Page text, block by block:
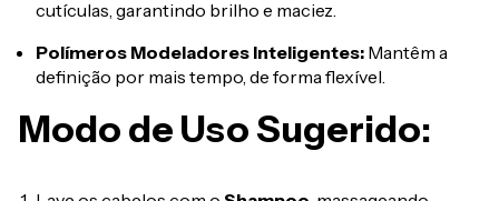
cutículas, garantindo brilho e maciez.
Polímeros Modeladores Inteligentes: Mantêm a
definição por mais tempo, de forma flexível.
Modo de Uso Sugerido: